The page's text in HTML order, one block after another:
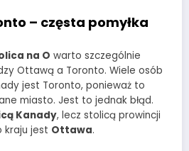
– częsta pomyłka
na O warto szczególnie
Ottawą a Toronto. Wiele osób
jest Toronto, ponieważ to
miasto. Jest to jednak błąd.
Kanady, lecz stolicą prowincji
kraju jest Ottawa.